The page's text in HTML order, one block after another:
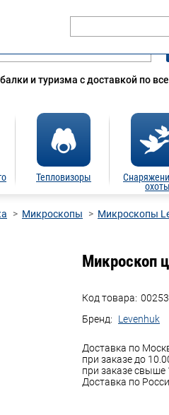
и туризма с доставкой по
Тепловизоры
охоты
Микроскопы Микроскопы
Микроскоп
Код товара:
Бренд:
Levenhuk
Доставка по
при заказе до
при заказе свыше
Доставка по